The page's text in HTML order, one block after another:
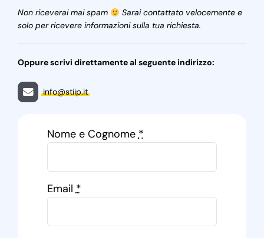
Non riceverai mai spam
Sarai contattato velocemente e
solo per ricevere informazioni sulla tua richiesta.
Oppure scrivi direttamente al seguente indirizzo:
info@stiip.it
Nome e Cognome*
Email*